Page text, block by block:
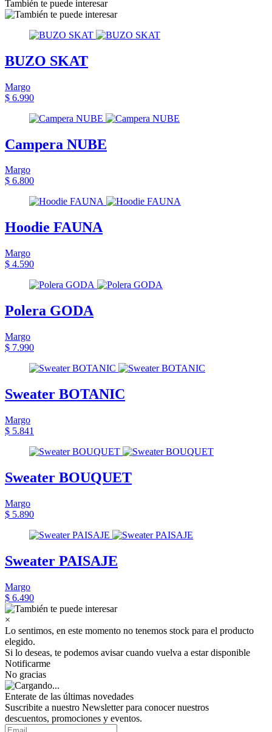
También te puede interesar
BUZO SKAT
Margo
$ 6.990
Campera NUBE
Margo
$ 6.800
Hoodie FAUNA
Margo
$ 4.590
Polera GODA
Margo
$ 7.990
Sweater BOTANIC
Margo
$ 5.841
Sweater BOUQUET
Margo
$ 5.890
Sweater PAISAJE
Margo
$ 6.490
×
Lo sentimos, en este momento no tenemos stock para el producto
elegido.
Si lo deseas, te podemos avisar cuando vuelva a estar disponible
Notificarme
No gracias
Enterate de las últimas novedades
Suscribite a nuestro Newsletter para conocer nuestros
descuentos, promociones y eventos.